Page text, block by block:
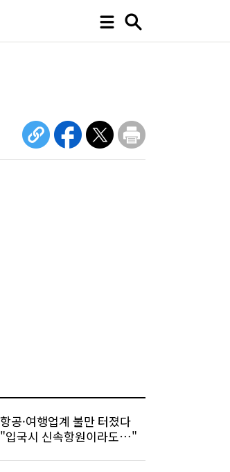
항공·여행업계 불만 터졌다
"입국시 신속항원이라도…"